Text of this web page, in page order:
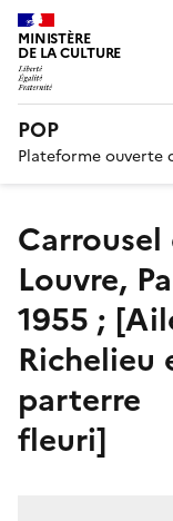
MINISTÈRE
DE LA CULTURE
POP
Plateforme ouverte
Carrousel du
Louvre,
1955 ;
Richelieu
parterre
fleuri]